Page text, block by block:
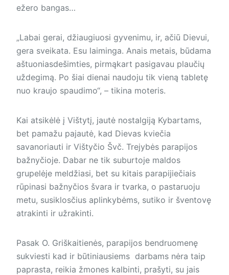
ežero bangas…
„Labai gerai, džiaugiuosi gyvenimu, ir, ačiū Dievui,
gera sveikata. Esu laiminga. Anais metais, būdama
aštuoniasdešimties, pirmąkart pasigavau plaučių
uždegimą. Po šiai dienai naudoju tik vieną tabletę
nuo kraujo spaudimo“, – tikina moteris.
Kai atsikėlė į Vištytį, jautė nostalgiją Kybartams,
bet pamažu pajautė, kad Dievas kviečia
savanoriauti ir Vištyčio Švč. Trejybės parapijos
bažnyčioje. Dabar ne tik suburtoje maldos
grupelėje meldžiasi, bet su kitais parapijiečiais
rūpinasi bažnyčios švara ir tvarka, o pastaruoju
metu, susiklosčius aplinkybėms, sutiko ir šventovę
atrakinti ir užrakinti.
Pasak O. Griškaitienės, parapijos bendruomenę
sukviesti kad ir būtiniausiems darbams nėra taip
paprasta, reikia žmones kalbinti, prašyti, su jais